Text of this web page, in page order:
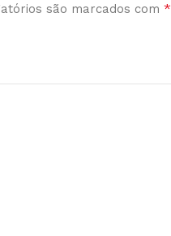
são marcados com *